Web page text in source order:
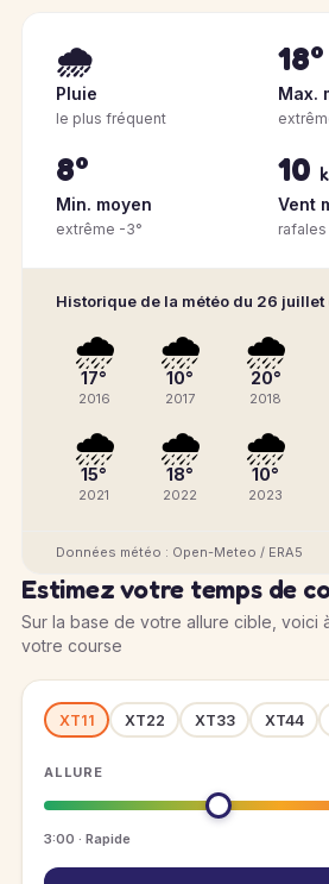
🌧️
Pluie
le plus fréquent
18°
Max.
8°
Min. moyen
extrême -3°
10
Vent
rafales
Historique de la météo du 26 juillet
🌧️
17°
2016
🌧️
10°
2017
🌧️
20°
2018
🌧️
15°
2021
🌧️
18°
2022
🌧️
10°
2023
Données météo : Open-Meteo / ERA5
Estimez votre temps de
Sur la base de votre allure cible, voici
votre course
XT11 XT22 XT33 XT44
ALLURE
3:00 · Rapide